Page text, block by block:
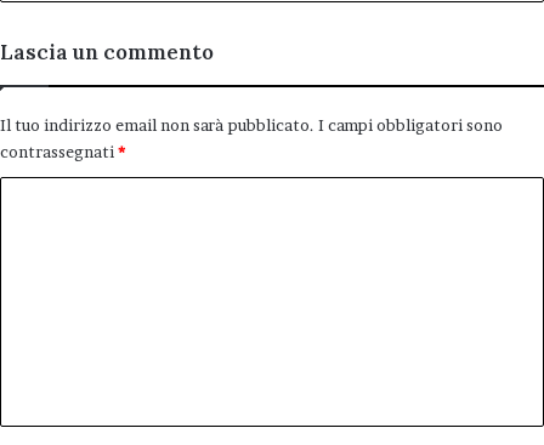
Lascia un commento
Il tuo indirizzo email non sarà pubblicato. I campi obbligatori sono
contrassegnati *